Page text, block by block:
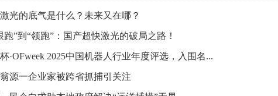
光的底气是什么？未来又在哪？
跑”到“领跑”：国产超快激光的破局之路！
·OFweek 2025中国机器人行业年度评选，入围名...
源一企业家被跨省抓捕引关注